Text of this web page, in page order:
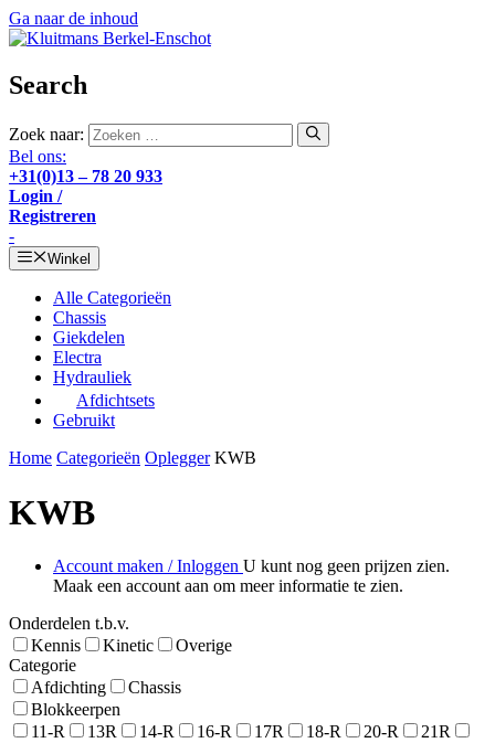
Ga naar de inhoud
Search
Zoek naar:
Bel ons:
+31(0)13 – 78 20 933
Login /
Registreren
-
Winkel
Alle Categorieën
Chassis
Giekdelen
Electra
Hydrauliek
Afdichtsets
Gebruikt
Home Categorieën Oplegger KWB
KWB
Account maken / Inloggen U kunt nog geen prijzen zien.
Maak een account aan om meer informatie te zien.
Onderdelen t.b.v.
Kennis
Kinetic
Overige
Categorie
Afdichting
Chassis
Blokkeerpen
11-R
13R 14-R 16-R 17R 18-R 20-R
21R